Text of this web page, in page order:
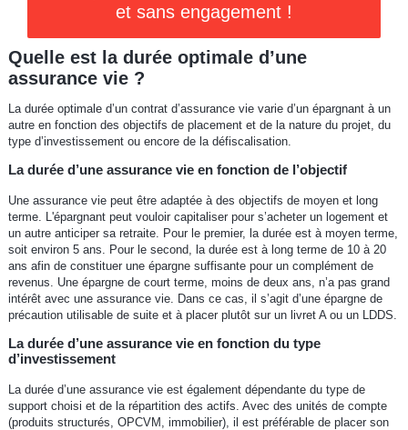
et sans engagement !
Quelle est la durée optimale d’une
assurance vie ?
La durée optimale d’un contrat d’assurance vie varie d’un épargnant à un
autre en fonction des objectifs de placement et de la nature du projet, du
type d’investissement ou encore de la défiscalisation.
La durée d’une assurance vie en fonction de l’objectif
Une assurance vie peut être adaptée à des objectifs de moyen et long
terme. L'épargnant peut vouloir capitaliser pour s’acheter un logement et
un autre anticiper sa retraite. Pour le premier, la durée est à moyen terme,
soit environ 5 ans. Pour le second, la durée est à long terme de 10 à 20
ans afin de constituer une épargne suffisante pour un complément de
revenus. Une épargne de court terme, moins de deux ans, n’a pas grand
intérêt avec une assurance vie. Dans ce cas, il s’agit d’une épargne de
précaution utilisable de suite et à placer plutôt sur un livret A ou un LDDS.
La durée d’une assurance vie en fonction du type
d’investissement
La durée d’une assurance vie est également dépendante du type de
support choisi et de la répartition des actifs. Avec des unités de compte
(produits structurés, OPCVM, immobilier), il est préférable de placer son